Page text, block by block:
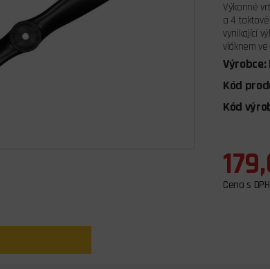
Výkonné
a 4
vynikající
vláknem
Výrobce:
Kód
Kód
Cena s DPH